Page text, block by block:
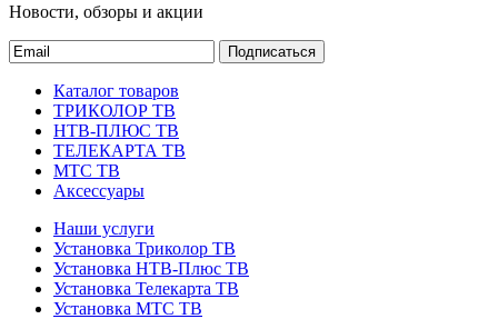
Новости, обзоры и акции
Подписаться
Каталог товаров
ТРИКОЛОР ТВ
НТВ-ПЛЮС ТВ
ТЕЛЕКАРТА ТВ
МТС ТВ
Аксессуары
Наши услуги
Установка Триколор ТВ
Установка НТВ-Плюс ТВ
Установка Телекарта ТВ
Установка МТС ТВ